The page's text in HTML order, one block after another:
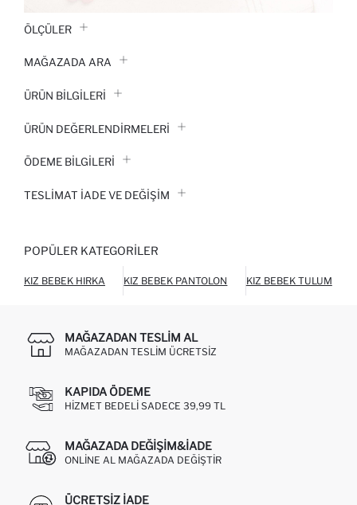
ÖLÇÜLER
MAĞAZADA ARA
ÜRÜN BILGILERI
ÜRÜN DEĞERLENDİRMELERİ
ÖDEME BİLGİLERİ
TESLIMAT İADE VE DEĞIŞIM
POPÜLER KATEGORILER
KIZ BEBEK HIRKA KIZ BEBEK PANTOLON KIZ BEBEK TULUM
MAĞAZADAN TESLIM AL
MAĞAZADAN TESLIM ÜCRETSIZ
KAPIDA ÖDEME
HIZMET BEDELI SADECE 39,99 TL
MAĞAZADA DEĞIŞIM&İADE
ONLINE AL MAĞAZADA DEĞIŞTIR
ÜCRETSIZ IADE